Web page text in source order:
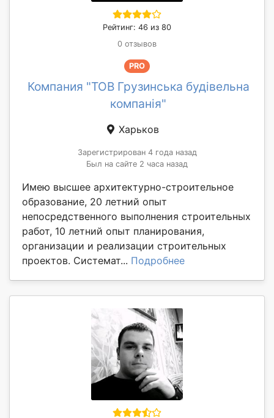
Рейтинг: 46 из 80
0 отзывов
PRO
Компания "ТОВ Грузинська будівельна
компанія"
Харьков
Зарегистрирован 4 года назад
Был на сайте 2 часа назад
Имею высшее архитектурно-строительное
образование, 20 летний опыт
непосредственного выполнения строительных
работ, 10 летний опыт планирования,
организации и реализации строительных
проектов. Системат... Подробнее